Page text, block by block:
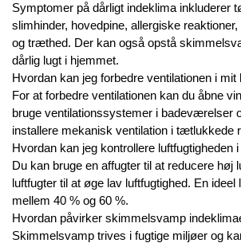
Symptomer på dårligt indeklima inkluderer
slimhinder, hovedpine, allergiske
og træthed. Der kan også opstå
dårlig lugt i hjemmet.
Hvordan kan jeg forbedre ventilationen i mit
For at forbedre ventilationen kan du åbne
bruge ventilationssystemer i badeværelser
installere mekanisk ventilation i tætlukkede
Hvordan kan jeg kontrollere luftfugtigheden
Du kan bruge en affugter til at reducere høj
luftfugter til at øge lav luftfugtighed. En ideel
mellem 40 % og 60 %.
Hvordan påvirker skimmelsvamp
Skimmelsvamp trives i fugtige miljøer og